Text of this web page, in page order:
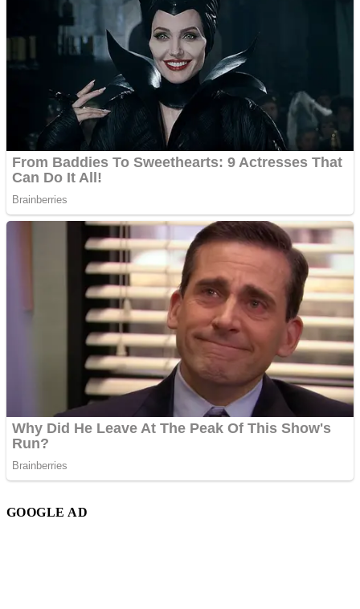
GOOGLE AD